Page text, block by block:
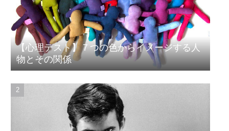
【心理テスト】７つの色からイメージする人
物とその関係